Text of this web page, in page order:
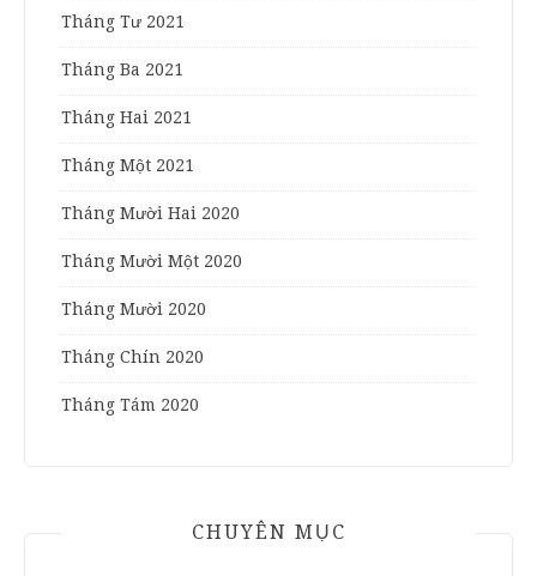
Tháng Tư 2021
Tháng Ba 2021
Tháng Hai 2021
Tháng Một 2021
Tháng Mười Hai 2020
Tháng Mười Một 2020
Tháng Mười 2020
Tháng Chín 2020
Tháng Tám 2020
CHUYÊN MỤC